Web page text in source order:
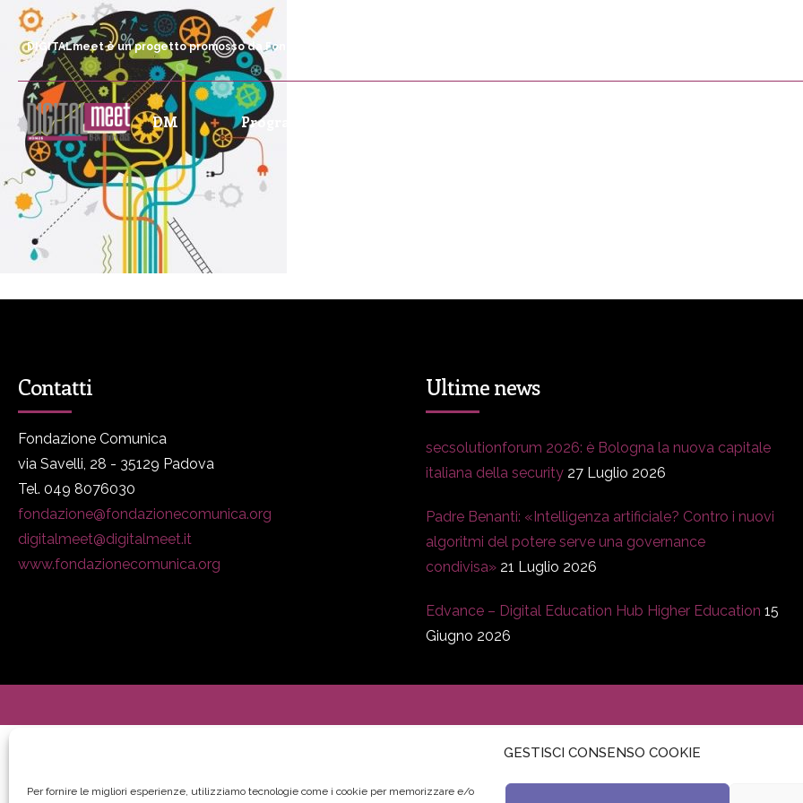
GESTISCI CONSENSO COOKIE
Per fornire le migliori esperienze, utilizziamo tecnologie come i cookie per memorizzare e/o
DIGITALmeet è un progetto promosso da Fondazione Comunica
DM Programma
Contatti
Fondazione Comunica
via Savelli, 28 - 35129 Padova
Tel. 049 8076030
fondazione@fondazionecomunica.org
digitalmeet@digitalmeet.it
www.fondazionecomunica.org
Ultime news
secsolutionforum 2026: è Bologna la nuova capitale
italiana della security 27 Luglio 2026
Padre Benanti: «Intelligenza artificiale? Contro i nuovi
algoritmi del potere serve una governance
condivisa» 21 Luglio 2026
Edvance – Digital Education Hub Higher Education 15
Giugno 2026